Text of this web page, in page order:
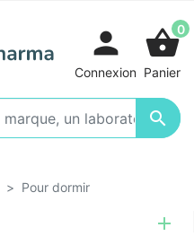

person
Connexion
shopping_basket0
Panier
Pour dormir